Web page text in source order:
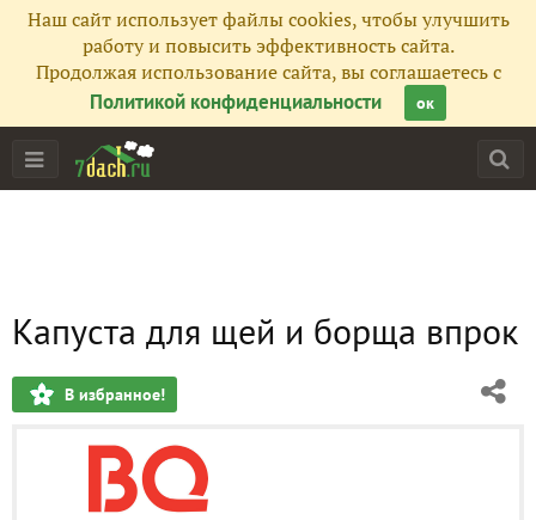
Наш сайт использует файлы cookies, чтобы улучшить
работу и повысить эффективность сайта.
Продолжая использование сайта, вы соглашаетесь с
Политикой конфиденциальности
ок
Капуста для щей и борща впрок
В избранное!